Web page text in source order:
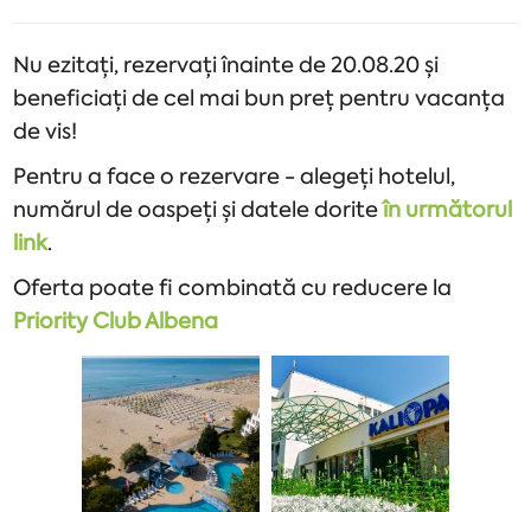
Nu ezitați, rezervați înainte de 20.08.20 și
beneficiați de cel mai bun preț pentru vacanța
de vis!
Pentru a face o rezervare - alegeți hotelul,
numărul de oaspeți și datele doriteîn următorul
link.
Oferta poate fi combinată cu reducere la
Priority Club Albena